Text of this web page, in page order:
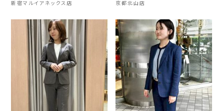
新宿マルイアネックス店 京都北山店